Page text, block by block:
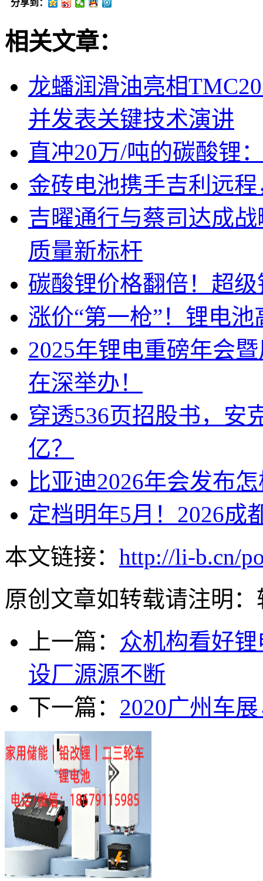
分享到：
相关文章：
龙蟠润滑油亮相
并发表关键技术演讲
直冲20万/吨的碳酸锂
金砖电池携手吉利远
吉曜通行与蔡司达成
质量新标杆
碳酸锂价格翻倍！超
涨价“第一枪”！锂电
2025年锂电重磅年会
在深举办！
穿透536页招股书，安
亿？
比亚迪2026年会发布
定档明年5月！2026成
本文链接： http://li-b.cn/
原创文章如转载请注明：
上一篇： 众机构看好
设厂源源不断
下一篇： 2020广州车